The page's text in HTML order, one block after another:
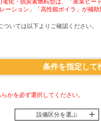
化・脱炭素燃転型は、「産業ヒー
ション」「高性能ボイラ」が補助
いては以下よりご確認ください。
条件を指定して
かを必ず選択してください。
設備区分を選ぶ